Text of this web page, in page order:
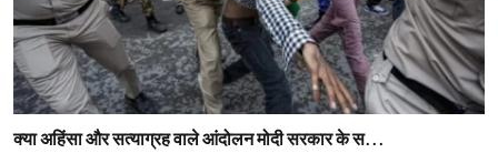
क्या अहिंसा और सत्याग्रह वाले आंदोलन मोदी सरकार के स...